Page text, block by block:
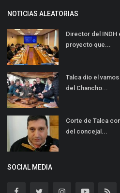
NOTICIAS ALEATORIAS
Director del INDH
proyecto que...
Talca dio el
del Chancho...
Corte de Talca
del concejal...
SOCIAL MEDIA